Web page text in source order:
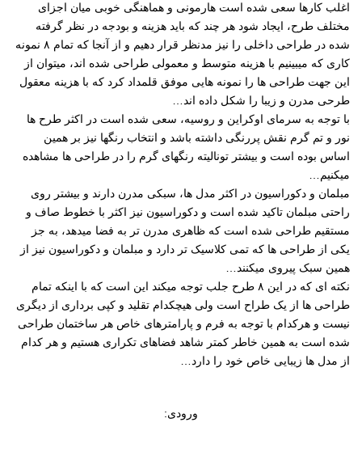
اغلب کارها سعی شده است هارمونی و هماهنگی خوبی میان اجزای
مختلف طرح، ایجاد شود هر چند که باید هزینه و بودجه در نظر گرفته
شده در طراحی داخلی را نیز مدنظر قرار دهیم و از آنجا که تمام ٨ نمونه
کاری که میبینیم با هزینه متوسط و معمولی طراحی شده اند، میتوان از
این جهت طراحی ها را نمونه هایی موفق قلمداد کرد که با هزینه معقول
طرحی مدرن و زیبا را شکل داده اند
با توجه به سرمای اوکراین و روسیه، سعی شده است در اکثر طرح ها
نور و تم گرم نقش پررنگی داشته باشد و انتخاب رنگها نیز بر همین
اساس بوده است و بیشتر تونالیته رنگهای گرم را در طراحی ها مشاهده
میکنیم
مبلمان و دکوراسیون در اکثر مدل ها، سبکی مدرن دارند و بیشتر روی
راحتی مبلمان تاکید شده است و دکوراسیون نیز اکثر با خطوط صاف و
مستقیم طراحی شده است که ظاهری مدرن تر به فضا میدهد، به جز
یکی از طراحی ها که تمی کلاسیک تر دارد و مبلمان و دکوراسیون نیز از
همین سبک پیروی میکنند
نکته ای که در این ٨ طرح جلب توجه میکند این است که با اینکه تمام
طراحی ها از یک طراح است ولی هیچکدام تقلید و کپی برداری از دیگری
نیست و هرکدام با توجه به فرم و پارامترهای خاص هر ساختمان طراحی
شده است به همین خاطر کمتر شاهد فضاهای تکراری هستیم و هر کدام
از مدل ها زیبایی خاص خود را دارد
ورودی: